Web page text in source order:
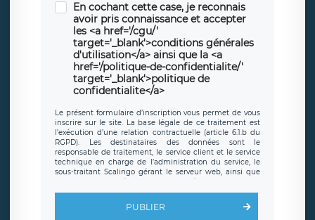
En cochant cette case, je reconnais
avoir pris connaissance et accepter
les <a href='/cgu/'
target='_blank'>conditions générales
d'utilisation</a> ainsi que la <a
href='/politique-de-confidentialite/'
target='_blank'>politique de
confidentialite</a>
Le présent formulaire d’inscription vous permet de vous
inscrire sur le site. La base légale de ce traitement est
l’exécution d’une relation contractuelle (article 6.1.b du
RGPD). Les destinataires des données sont le
responsable de traitement, le service client et le service
technique en charge de l’administration du service, le
sous-traitant Scalingo gérant le serveur web, ainsi que
d’inscription est hébergé sur un serveur hébergé par
clauses de
protection conformes au RGPD
. Les données collectées
PUBLIER